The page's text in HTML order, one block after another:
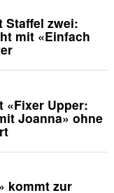
Staffel zwei:
mit «Einfach
«Fixer Upper:
Joanna» ohne
kommt zur